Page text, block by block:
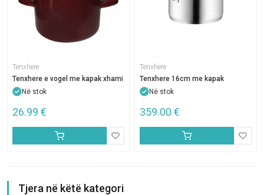
Tenxhere
Tenxhere e vogel me kapak xhami
Në stok
26.99 €
Tenxhere
Tenxhere 16cm me kapak
Në stok
359.00 €
Tjera në këtë kategori